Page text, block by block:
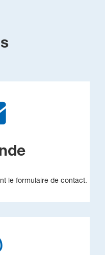
le formulaire de contact.